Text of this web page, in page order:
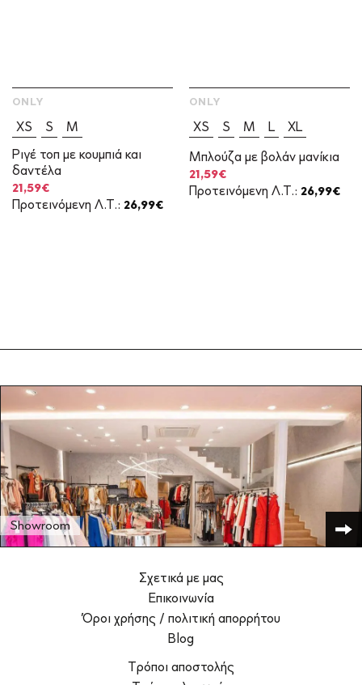
XS S
M
Ριγέ τοπ με κουμπιά και
δαντέλα
ONLY
Original
price
was:
21,59€Η
τρέχουσα
τιμή
Προτεινόμενη Λ.Τ.: 26,99€
XS S M L
XL
Μπλούζα με βολάν μανίκια
ONLY
Original
price
was:
21,59€Η
τρέχουσα
τιμή
Προτεινόμενη Λ.Τ.: 26,99€
Showroom
Σχετικά με μας
Επικοινωνία
Όροι χρήσης / πολιτική απορρήτου
Blog
Τρόποι αποστολής